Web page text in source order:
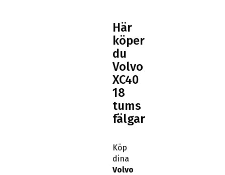
Här
köper
du
Volvo
XC40
18
tums
fälgar
Köp
dina
Volvo